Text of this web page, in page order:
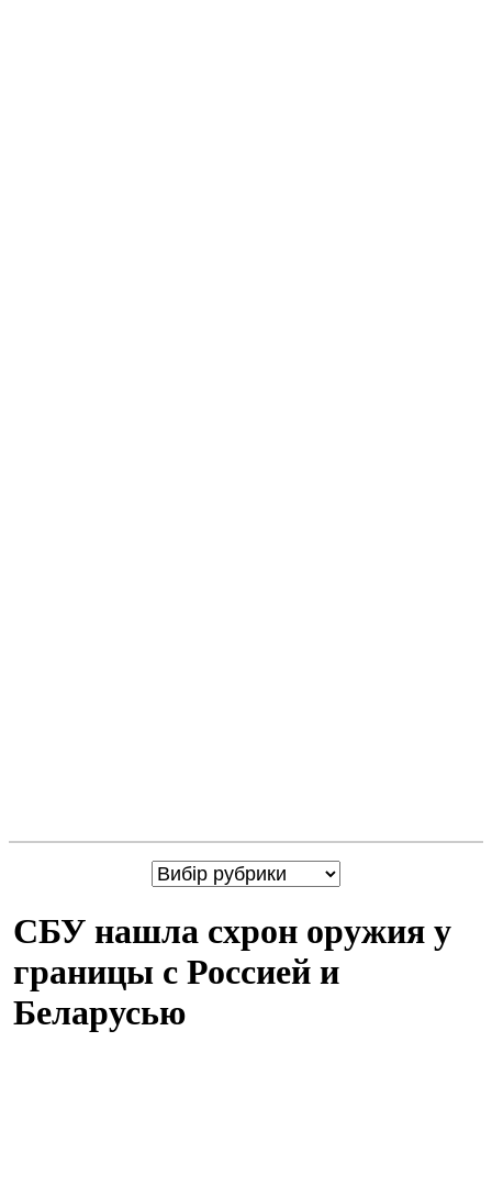
СБУ нашла схрон оружия у
границы с Россией и
Беларусью